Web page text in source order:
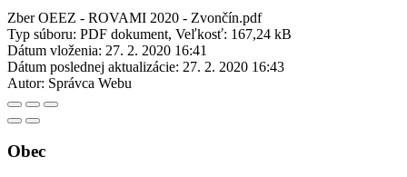
Zber OEEZ - ROVAMI 2020 - Zvončín.pdf
Typ súboru: PDF dokument, Veľkosť: 167,24 kB
Dátum vloženia: 27. 2. 2020 16:41
Dátum poslednej aktualizácie: 27. 2. 2020 16:43
Autor: Správca Webu
Obec